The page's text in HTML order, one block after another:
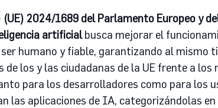
2024/1689 del Parlamento Europeo y
artificialbusca mejorar el
humano y fiable, garantizando al mismo
de los y las ciudadanas de la UE frente a
para los desarrolladores como para los
las aplicaciones de IA, categorizándolas